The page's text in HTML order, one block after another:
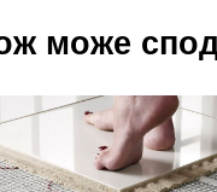
може